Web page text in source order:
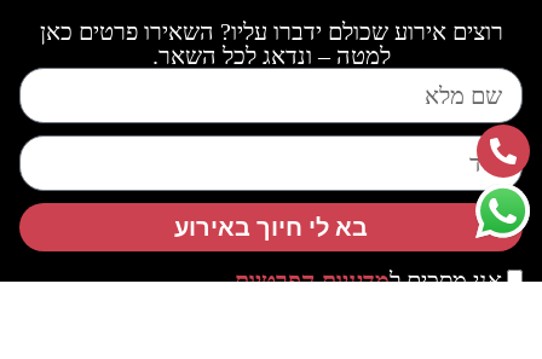
רוצים אירוע שכולם ידברו עליו? השאירו פרטים כאן
למטה – ונדאג לכל השאר.
אני מסכים למדיניות הפרטיות
בא לי חיוך באירוע